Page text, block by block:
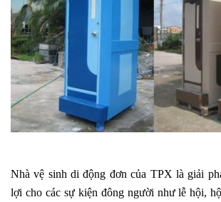
Nhà vệ sinh di động đơn của TPX là giải
lợi cho các sự kiện đông người như lễ hội,